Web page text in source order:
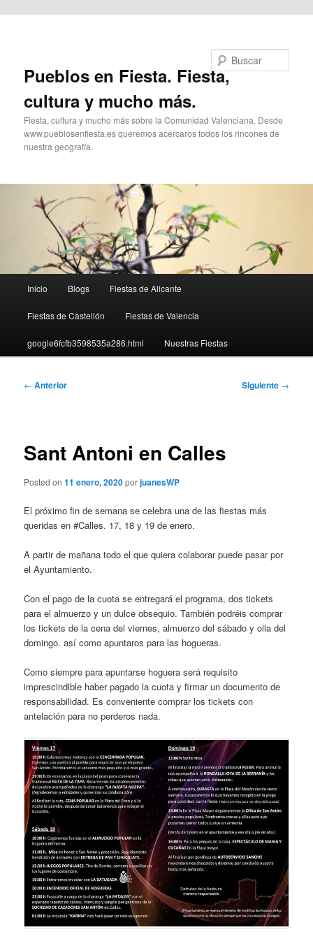
Pueblos en Fiesta. Fiesta,
cultura y mucho más.
Fiesta, cultura y mucho más sobre la Comunidad Valenciana. Desde
www.pueblosenfiesta.es queremos acercaros todos los rincones de
nuestra geografía.
principal
Inicio Blogs Fiestas de Alicante
Fiestas de Castellón Fiestas de Valencia
google6fcfb3598535a286.html Nuestras Fiestas
Navegación
← Anterior Siguiente →
Sant Antoni en Calles
Posted on11 enero, 2020porjuanesWP
El próximo fin de semana se celebra una de las fiestas más
queridas en #Calles. 17, 18 y 19 de enero.
A partir de mañana todo el que quiera colaborar puede pasar por
el Ayuntamiento.
Con el pago de la cuota se entregará el programa, dos tickets
para el almuerzo y un dulce obsequio. También podréis comprar
los tickets de la cena del viernes, almuerzo del sábado y olla del
domingo. así como apuntaros para las hogueras.
Como siempre para apuntarse hoguera será requisito
imprescindible haber pagado la cuota y firmar un documento de
responsabilidad. Es conveniente comprar los tickets con
antelación para no perderos nada.